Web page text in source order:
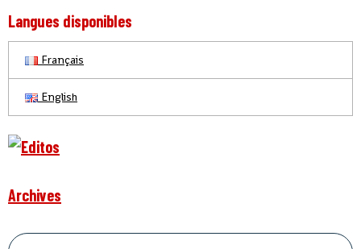
Langues disponibles
Français
English
Archives